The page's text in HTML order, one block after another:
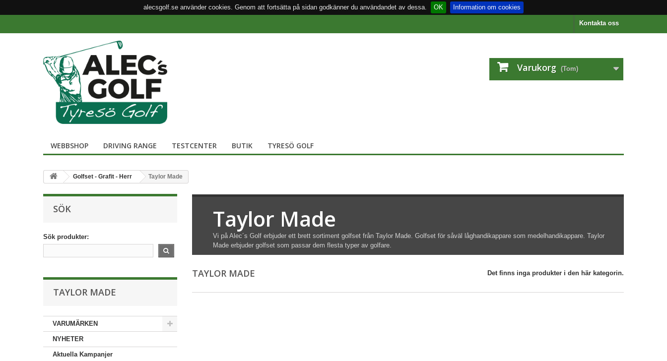
alecsgolf.se använder cookies. Genom att fortsätta på sidan godkänner du användandet av dessa. OK Information om cookies
Kontakta oss
Varukorg (Tom)
WEBBSHOP DRIVING RANGE TESTCENTER BUTIK TYRESÖ GOLF
Golfset - Grafit - Herr Taylor Made
SÖK
Sök produkter:
TAYLOR MADE
VARUMÄRKEN
NYHETER
Aktuella Kampanjer
Taylor Made
Vi på Alec´s Golf erbjuder ett brett sortiment golfset från Taylor Made. Golfset för såväl låghandikappare som medelhandikappare. Taylor
Made erbjuder golfset som passar dem flesta typer av golfare.
TAYLOR MADE Det finns inga produkter i den här kategorin.